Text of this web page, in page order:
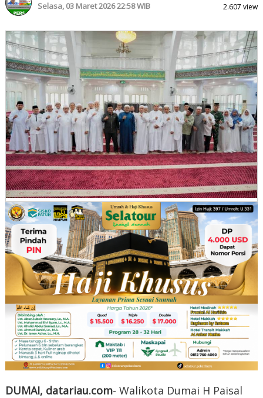
Selasa, 03 Maret 2026 22:58 WIB
2.607 view
DUMAI, datariau.com- Walikota Dumai H Paisal